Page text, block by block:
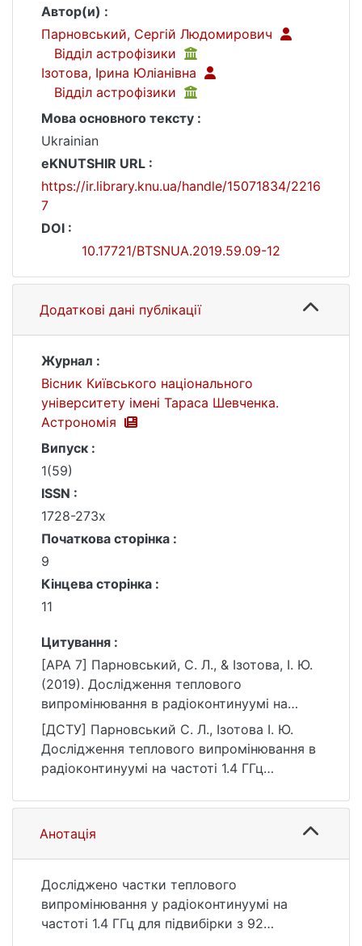
Автор(и) :
Парновський, Сергій Людомирович
Відділ астрофізики
Ізотова, Ірина Юліанівна
Відділ астрофізики
Мова основного тексту :
Ukrainian
eKNUTSHIR URL :
https://ir.library.knu.ua/handle/15071834/2216
7
DOI :
10.17721/BTSNUA.2019.59.09-12
Додаткові дані публікації
Журнал :
Вісник Київського національного
університету імені Тараса Шевченка.
Астрономія
Випуск :
1(59)
ISSN :
1728-273х
Початкова сторінка :
9
Кінцева сторінка :
11
Цитування :
[APA 7] Парновський, С. Л., & Ізотова, І. Ю.
(2019). Дослідження теплового
випромінювання в радіоконтинуумі на
частоті 1.4 ГГц вибраних компактних
галактик з активним зореутворенням.
Вісник Київського національного
університету імені Тараса Шевченка.
Астрономія, (1(59)), 9–11.
12
[ДСТУ] Парновський С. Л., Ізотова І. Ю.
Дослідження теплового випромінювання в
радіоконтинуумі на частоті 1.4 ГГц
зореутворенням. Вісник Київського
національного університету імені Тараса
Шевченка. Астрономія. 2019. № 1(59). С. 9
(дата звернення: 25.07.2026).
Анотація
Досліджено частки теплового
випромінювання у радіоконтинуумі на
частоті 1.4 ГГц для підвибірки з 92